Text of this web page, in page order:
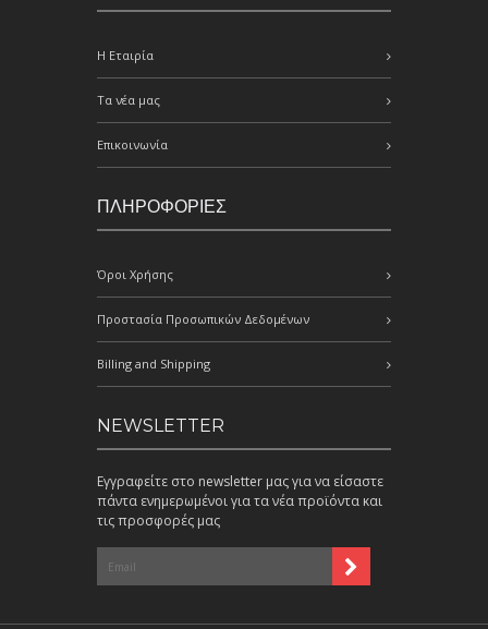
Η Εταιρία
Τα νέα μας
Επικοινωνία
ΠΛΗΡΟΦΟΡΙΕΣ
Όροι Χρήσης
Προστασία Προσωπικών Δεδομένων
Billing and Shipping
NEWSLETTER
Εγγραφείτε στο newsletter μας για να είσαστε
πάντα ενημερωμένοι για τα νέα προϊόντα και
τις προσφορές μας